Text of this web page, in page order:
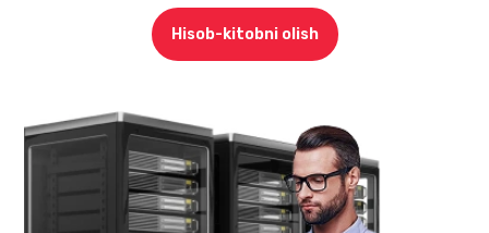
Hisob-kitobni olish